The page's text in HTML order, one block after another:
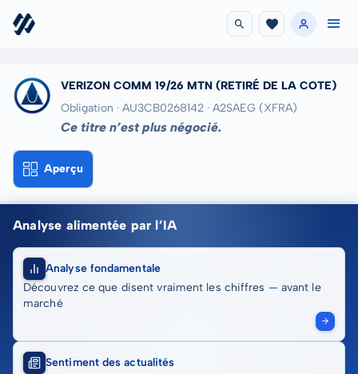
VERIZON COMM 19/26 MTN (RETIRÉ DE LA COTE)
Obligation · AU3CB0268142 · A2SAEG (XFRA)
Ce titre n’est plus négocié.
Aperçu
Analyse alimentée par l’IA
Analyse fondamentale
Découvrez ce que disent vraiment les chiffres — avant le
marché
Sentiment des actualités